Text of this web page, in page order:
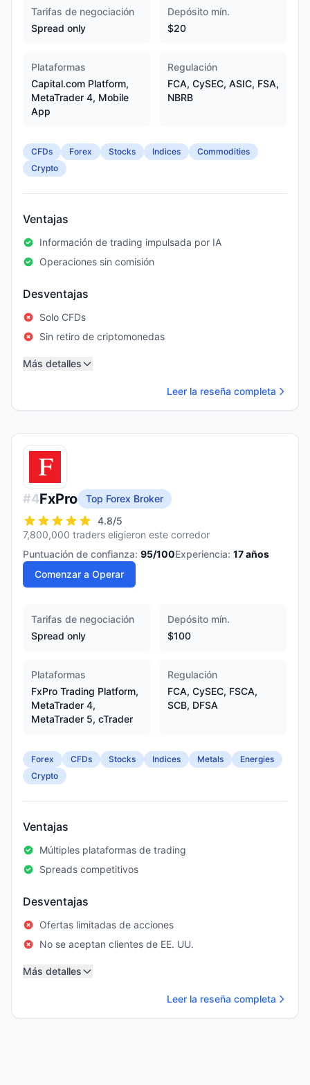
Tarifas de negociación
Spread only
Depósito mín.
$20
Plataformas
Capital.com Platform,
MetaTrader 4, Mobile
App
Regulación
FCA, CySEC, ASIC, FSA,
NBRB
CFDs Forex Stocks Indices
Commodities
Crypto
Ventajas
Información de trading impulsada por IA
Operaciones sin comisión
Desventajas
Solo CFDs
Sin retiro de criptomonedas
Más detalles
Leer la reseña completa
#4FxPro
Top Forex Broker
4.8/5
7,800,000 traders eligieron este corredor
Puntuación de confianza: 95/100Experiencia: 17años
Comenzar a Operar
Tarifas de negociación
Spread only
Depósito mín.
$100
Plataformas
FxPro Trading Platform,
MetaTrader 4,
MetaTrader 5, cTrader
Regulación
FCA, CySEC, FSCA,
SCB, DFSA
Forex CFDs Stocks Indices Metals
Energies
Crypto
Ventajas
Múltiples plataformas de trading
Spreads competitivos
Desventajas
Ofertas limitadas de acciones
No se aceptan clientes de EE. UU.
Más detalles
Leer la reseña completa